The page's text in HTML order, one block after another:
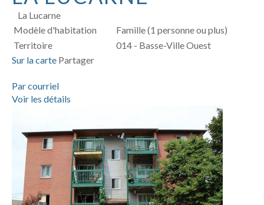
La Lucarne
Modèle d'habitation
Famille (1 personne ou plus)
Territoire
014 - Basse-Ville Ouest
Sur la carte Partager
Par courriel
Voir les détails